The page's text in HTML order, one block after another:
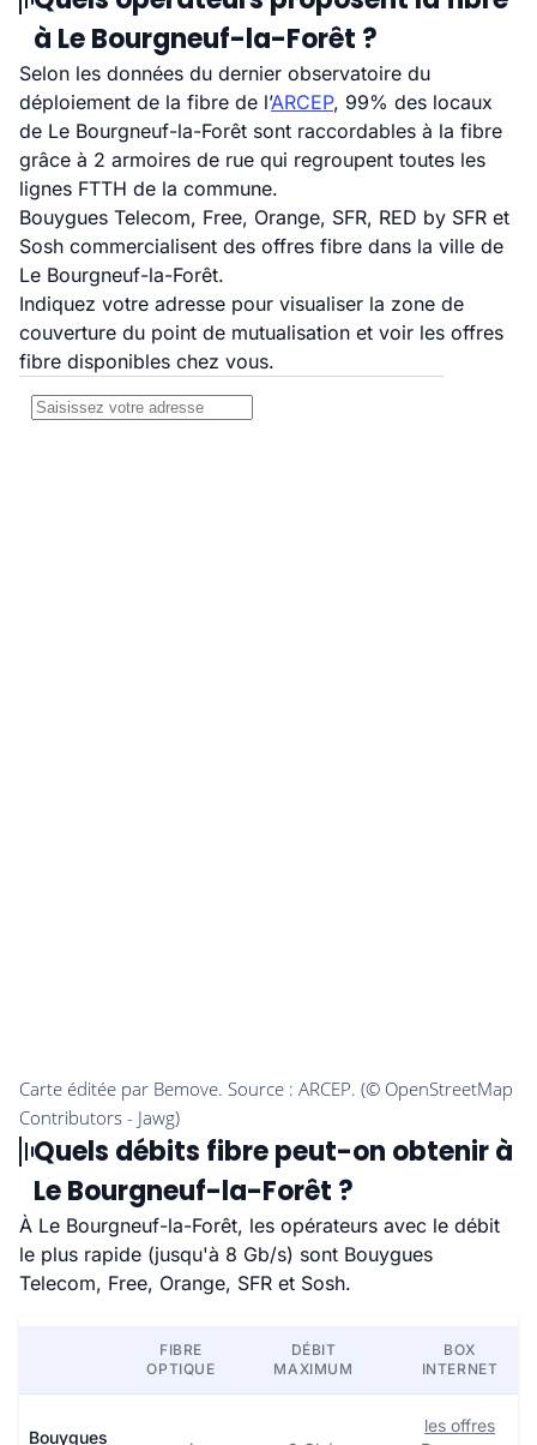
à Le Bourgneuf-la-Forêt ?
Selon les données du dernier observatoire du
déploiement de la fibre de l’ARCEP, 99% des locaux
de Le Bourgneuf-la-Forêt sont raccordables à la fibre
grâce à 2 armoires de rue qui regroupent toutes les
lignes FTTH de la commune.
Bouygues Telecom, Free, Orange, SFR, RED by SFR et
Sosh commercialisent des offres fibre dans la ville de
Le Bourgneuf-la-Forêt.
Indiquez votre adresse pour visualiser la zone de
couverture du point de mutualisation et voir les offres
fibre disponibles chez vous.
Quels débits fibre peut-on obtenir à
Le Bourgneuf-la-Forêt ?
À Le Bourgneuf-la-Forêt, les opérateurs avec le débit
le plus rapide (jusqu'à 8 Gb/s) sont Bouygues
Telecom, Free, Orange, SFR et Sosh.
FIBRE
OPTIQUE
DÉBIT
MAXIMUM
BOX
INTERNET
Bouygues
les offres